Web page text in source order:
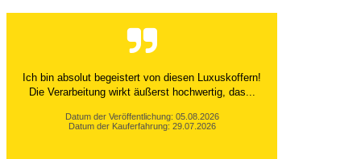
Ich bin absolut begeistert von diesen Luxuskoffern!
Die Verarbeitung wirkt äußerst hochwertig, das...
Datum der Veröffentlichung: 05.08.2026
Datum der Kauferfahrung: 29.07.2026